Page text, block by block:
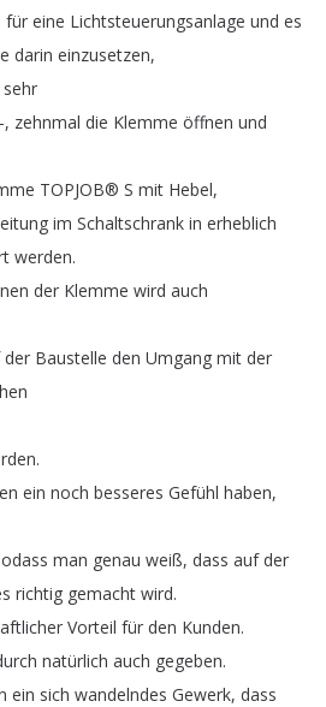
für eine Lichtsteuerungsanlage und es
darin einzusetzen,
sehr
zehnmal die Klemme öffnen und
TOPJOB® S mit Hebel,
im Schaltschrank in erheblich
werden.
der Klemme wird auch
der Baustelle den Umgang mit der
.
ein noch besseres Gefühl haben,
man genau weiß, dass auf der
richtig gemacht wird.
Vorteil für den Kunden.
natürlich auch gegeben.
ein sich wandelndes Gewerk, dass